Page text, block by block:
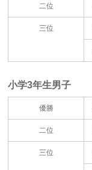
二位
三位
小学3年生男子
優勝
二位
三位